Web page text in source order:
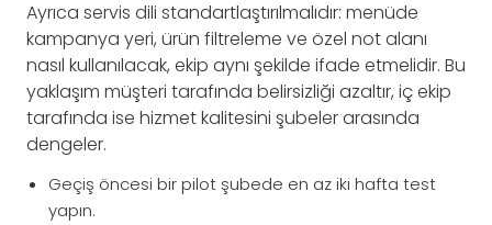
Ayrıca servis dili standartlaştırılmalıdır: menüde
kampanya yeri, ürün filtreleme ve özel not alanı
nasıl kullanılacak, ekip aynı şekilde ifade etmelidir. Bu
yaklaşım müşteri tarafında belirsizliği azaltır, iç ekip
tarafında ise hizmet kalitesini şubeler arasında
dengeler.
Geçiş öncesi bir pilot şubede en az iki hafta test
yapın.